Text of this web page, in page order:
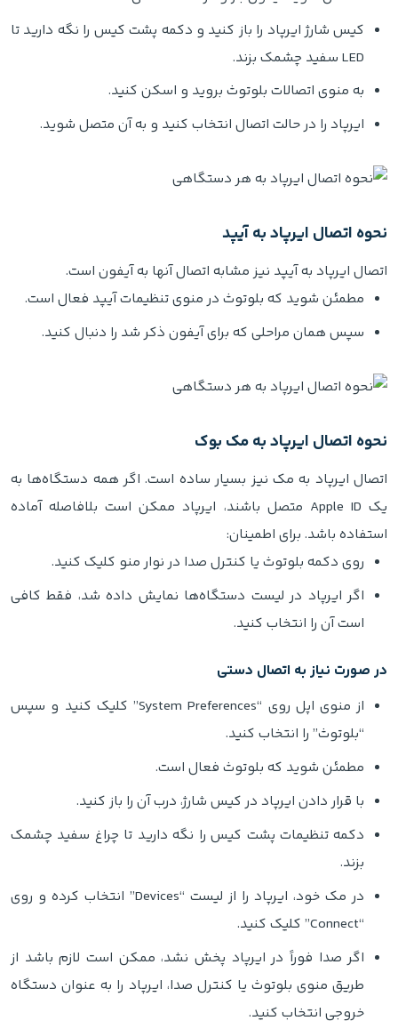
کیس شارژ ایرپاد را باز کنید و دکمه پشت کیس را نگه دارید تا
LED سفید چشمک بزند.
به منوی اتصالات بلوتوث بروید و اسکن کنید.
ایرپاد را در حالت اتصال انتخاب کنید و به آن متصل شوید.
نحوه اتصال ایرپاد به آیپد
اتصال ایرپاد به آیپد نیز مشابه اتصال آنها به آیفون است.
مطمئن شوید که بلوتوث در منوی تنظیمات آیپد فعال است.
سپس همان مراحلی که برای آیفون ذکر شد را دنبال کنید.
نحوه اتصال ایرپاد به مک‌ بوک
اتصال ایرپاد به مک نیز بسیار ساده است. اگر همه دستگاه‌ها به
یک Apple ID متصل باشند، ایرپاد ممکن است بلافاصله آماده
استفاده باشد. برای اطمینان:
روی دکمه بلوتوث یا کنترل صدا در نوار منو کلیک کنید.
اگر ایرپاد در لیست دستگاه‌ها نمایش داده شد، فقط کافی
است آن را انتخاب کنید.
در صورت نیاز به اتصال دستی
از منوی اپل روی “System Preferences” کلیک کنید و سپس
“بلوتوث” را انتخاب کنید.
مطمئن شوید که بلوتوث فعال است.
با قرار دادن ایرپاد در کیس شارژ، درب آن را باز کنید.
دکمه تنظیمات پشت کیس را نگه دارید تا چراغ سفید چشمک
بزند.
در مک خود، ایرپاد را از لیست “Devices” انتخاب کرده و روی
“Connect” کلیک کنید.
اگر صدا فوراً در ایرپاد پخش نشد، ممکن است لازم باشد از
طریق منوی بلوتوث یا کنترل صدا، ایرپاد را به عنوان دستگاه
خروجی انتخاب کنید.